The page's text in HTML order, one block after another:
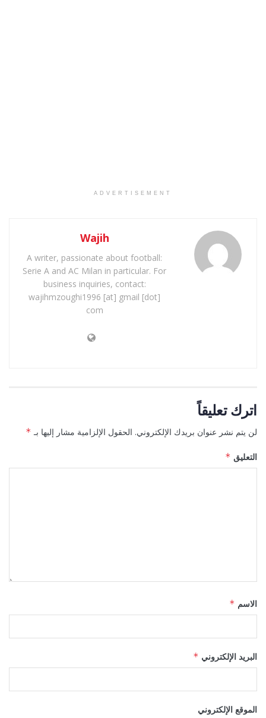
ADVERTISEMENT
Wajih
A writer, passionate about football:
Serie A and AC Milan in particular. For
business inquiries, contact:
wajihmzoughi1996 [at] gmail [dot]
com
اترك تعليقاً
لن يتم نشر عنوان بريدك الإلكتروني. الحقول الإلزامية مشار إليها بـ *
التعليق *
الاسم *
البريد الإلكتروني *
الموقع الإلكتروني